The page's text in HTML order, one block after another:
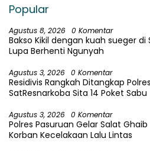
Popular
Agustus 8, 2026 0 Komentar
Bakso Kikil dengan kuah sueger di
Lupa Berhenti Ngunyah
Agustus 3, 2026 0 Komentar
Residivis Rangkah Ditangkap
SatResnarkoba Sita 14 Poket Sabu
Agustus 3, 2026 0 Komentar
Polres Pasuruan Gelar Salat
Korban Kecelakaan Lalu Lintas